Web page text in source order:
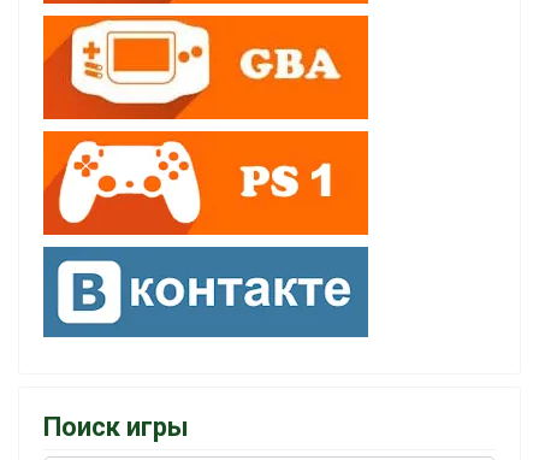
Поиск игры